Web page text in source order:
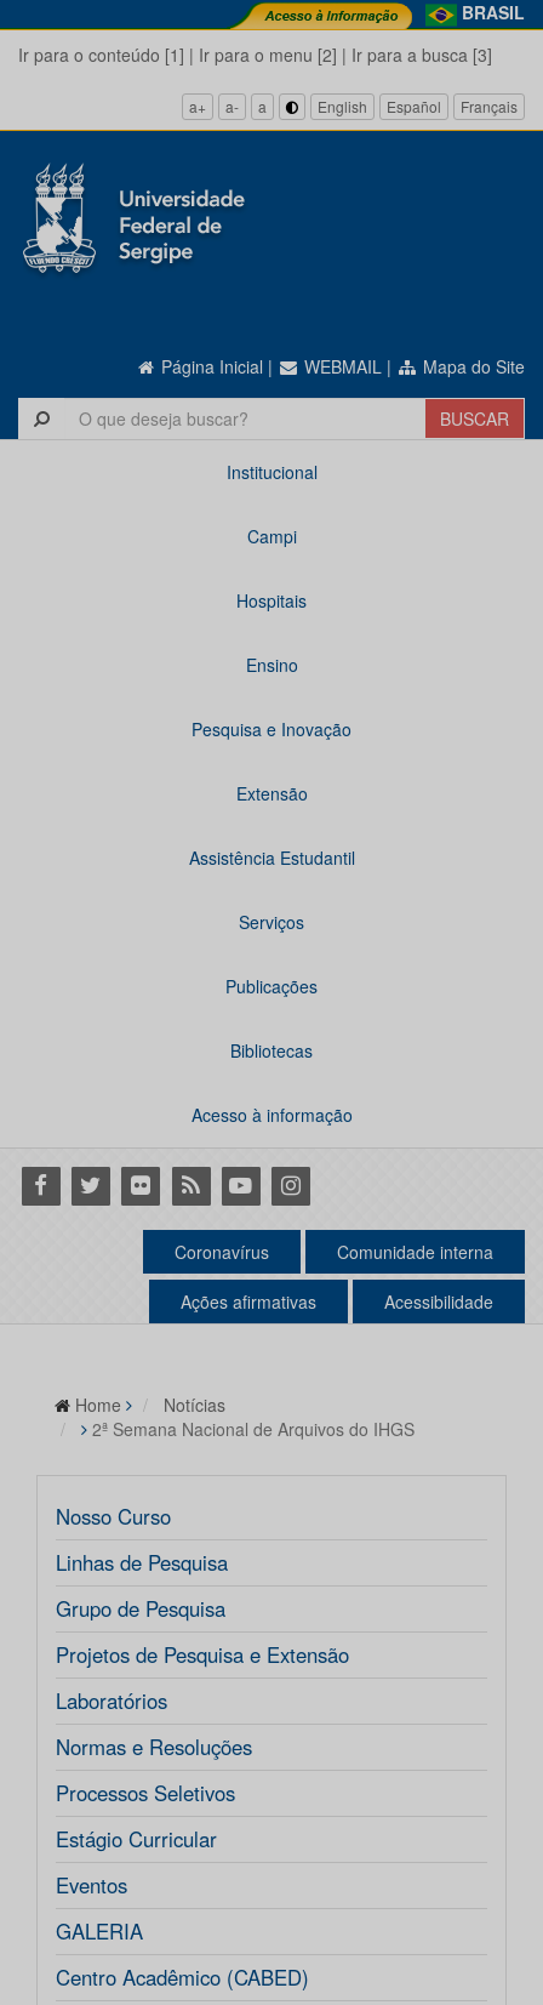
BRASIL
Ir para o conteúdo [1] | Ir para o menu [2] | Ir para a busca [3]
a+ a- a English Español Français
Página Inicial | WEBMAIL | Mapa do Site
Institucional
Campi
Hospitais
Ensino
Pesquisa e Inovação
Extensão
Assistência Estudantil
Serviços
Publicações
Bibliotecas
Acesso à informação
Facebook
Twitter Flickr RSS YoutubeInstagram
Coronavírus Comunidade interna
Ações afirmativas Acessibilidade
Home
Notícias
2ª Semana Nacional de Arquivos do IHGS
Nosso Curso
Linhas de Pesquisa
Grupo de Pesquisa
Projetos de Pesquisa e Extensão
Laboratórios
Normas e Resoluções
Processos Seletivos
Estágio Curricular
Eventos
GALERIA
Centro Acadêmico (CABED)